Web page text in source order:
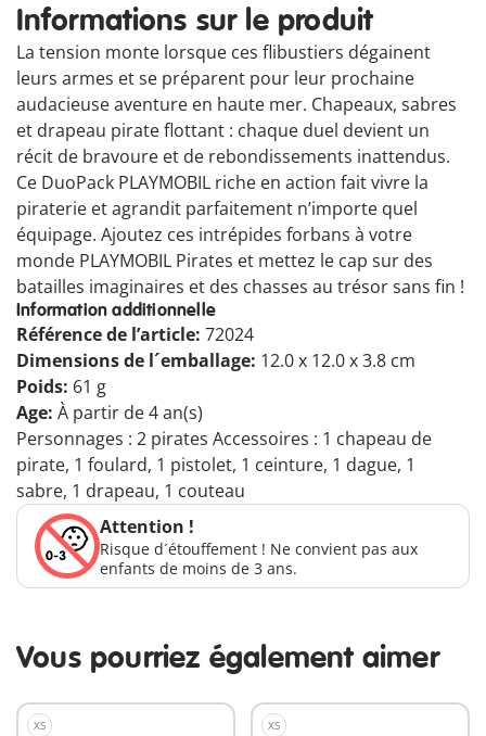
Informations sur le produit
La tension monte lorsque ces flibustiers dégainent
leurs armes et se préparent pour leur prochaine
audacieuse aventure en haute mer. Chapeaux, sabres
et drapeau pirate flottant : chaque duel devient un
récit de bravoure et de rebondissements inattendus.
Ce DuoPack PLAYMOBIL riche en action fait vivre la
piraterie et agrandit parfaitement n’importe quel
équipage. Ajoutez ces intrépides forbans à votre
monde PLAYMOBIL Pirates et mettez le cap sur des
batailles imaginaires et des chasses au trésor sans fin !
Information additionnelle
Référence de l’article: 72024
Dimensions de l´emballage: 12.0 x 12.0 x 3.8 cm
Poids: 61 g
Age: À partir de 4 an(s)
Personnages : 2 pirates Accessoires : 1 chapeau de
pirate, 1 foulard, 1 pistolet, 1 ceinture, 1 dague, 1
sabre, 1 drapeau, 1 couteau
Attention !
Risque d´étouffement ! Ne convient pas aux
enfants de moins de 3 ans.
Vous pourriez également aimer
XS XS